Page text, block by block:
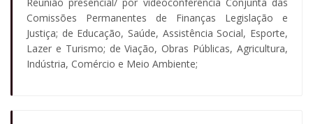
Comissões Permanentes de Finanças Legislação e
Justiça; de Educação, Saúde, Assistência Social, Esporte,
Lazer e Turismo; de Viação, Obras Públicas, Agricultura,
Indústria, Comércio e Meio Ambiente;